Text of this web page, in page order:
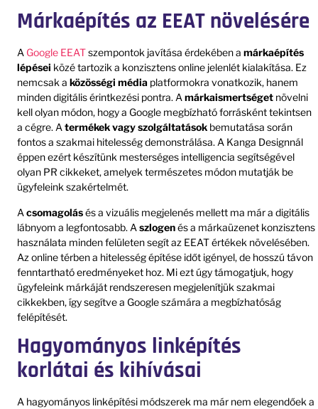
Márkaépítés az EEAT növelésére
A Google EEATszempontok javítása érdekében a márkaépítés
lépései közé tartozik a konzisztens online jelenlét kialakítása. Ez
nemcsak a közösségi média platformokra vonatkozik, hanem
minden digitális érintkezési pontra. Amárkaismertséget növelni
kell olyan módon, hogy a Google megbízható forrásként tekintsen
a cégre. Atermékek vagy szolgáltatások bemutatása során
fontos a szakmai hitelesség demonstrálása. A Kanga Designnál
éppen ezért készítünk mesterséges intelligencia segítségével
olyan PR cikkeket, amelyek természetes módon mutatják be
ügyfeleink szakértelmét.
Acsomagolásés a vizuális megjelenés mellett ma már a digitális
lábnyom a legfontosabb. Aszlogenés a márkaüzenet konzisztens
használata minden felületen segít az EEAT értékek növelésében.
Az online térben a hitelesség építése időt igényel, de hosszú távon
fenntartható eredményeket hoz. Mi ezt úgy támogatjuk, hogy
ügyfeleink márkáját rendszeresen megjelenítjük szakmai
cikkekben, így segítve a Google számára a megbízhatóság
felépítését.
Hagyományos linképítés
korlátai és kihívásai
A hagyományos linképítési módszerek ma már nem elegendőek a